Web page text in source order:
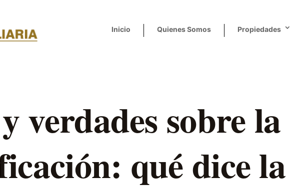
Inicio Quienes Somos Propiedades
verdades sobre la
qué dice